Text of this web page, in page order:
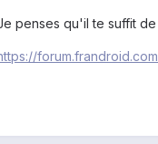
penses qu'il te suffit de